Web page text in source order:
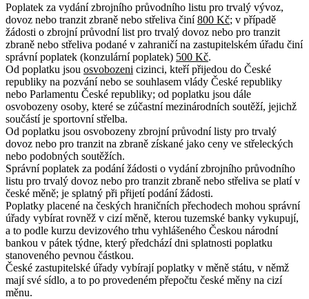
Poplatek za vydání zbrojního průvodního listu pro trvalý vývoz,
dovoz nebo tranzit zbraně nebo střeliva činí800 Kč; v případě
žádosti o zbrojní průvodní list pro trvalý dovoz nebo pro tranzit
zbraně nebo střeliva podané v zahraničí na zastupitelském úřadu činí
správní poplatek (konzulární poplatek) 500 Kč.
Od poplatku jsou osvobozeni cizinci, kteří přijedou do České
republiky na pozvání nebo se souhlasem vlády České republiky
nebo Parlamentu České republiky; od poplatku jsou dále
osvobozeny osoby, které se zúčastní mezinárodních soutěží, jejichž
součástí je sportovní střelba.
Od poplatku jsou osvobozeny zbrojní průvodní listy pro trvalý
dovoz nebo pro tranzit na zbraně získané jako ceny ve střeleckých
nebo podobných soutěžích.
Správní poplatek za podání žádosti o vydání zbrojního průvodního
listu pro trvalý dovoz nebo pro tranzit zbraně nebo střeliva se platí v
české měně; je splatný při přijetí podání žádosti.
Poplatky placené na českých hraničních přechodech mohou správní
úřady vybírat rovněž v cizí měně, kterou tuzemské banky vykupují,
a to podle kurzu devizového trhu vyhlášeného Českou národní
bankou v pátek týdne, který předchází dni splatnosti poplatku
stanoveného pevnou částkou.
České zastupitelské úřady vybírají poplatky v měně státu, v němž
mají své sídlo, a to po provedeném přepočtu české měny na cizí
měnu.